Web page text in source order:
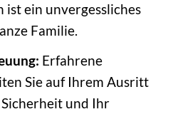
ist ein unvergessliches
Familie.
Erfahrene
Sie auf Ihrem Ausritt
und Ihr